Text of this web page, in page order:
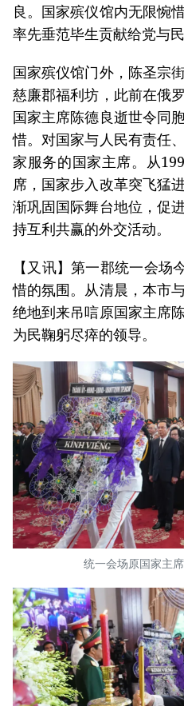
良。国家殡仪馆内无限惋
率先垂范毕生贡献给党与
国家殡仪馆门外，陈圣宗
慈廉郡福利坊，此前在俄
国家主席陈德良逝世令同
惜。对国家与人民有责任
家服务的国家主席。从
席，国家步入改革突飞猛
渐巩固国际舞台地位，促
持互利共赢的外交活动。
【又讯】第一郡统一会
惜的氛围。从清晨，本市
绝地到来吊唁原国家主席
为民鞠躬尽瘁的领导。
统一会场原国家主